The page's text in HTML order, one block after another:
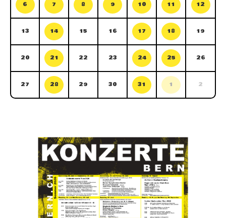
6 7 8 9 10 11 12
13 14 15 16 17 18 19
20 21 22 23 24 25 26
27 28 29 30 31 1 2